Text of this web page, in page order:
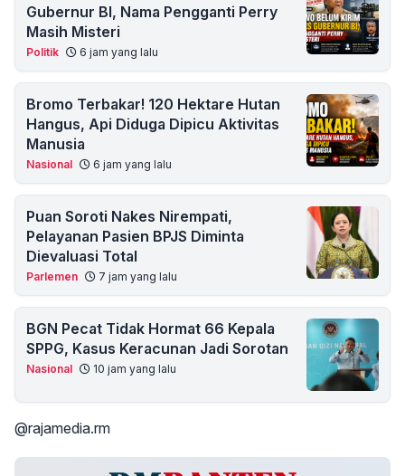
Gubernur BI, Nama Pengganti Perry
Masih Misteri
Politik 6 jam yang lalu
Bromo Terbakar! 120 Hektare Hutan
Hangus, Api Diduga Dipicu Aktivitas
Manusia
Nasional 6 jam yang lalu
Puan Soroti Nakes Nirempati,
Pelayanan Pasien BPJS Diminta
Dievaluasi Total
Parlemen 7 jam yang lalu
BGN Pecat Tidak Hormat 66 Kepala
SPPG, Kasus Keracunan Jadi Sorotan
Nasional 10 jam yang lalu
@rajamedia.rm